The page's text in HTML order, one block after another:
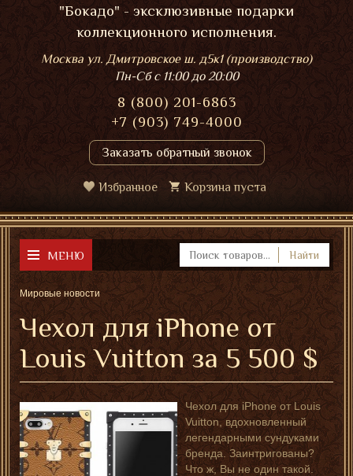
"Бокадо" - эксклюзивные подарки
коллекционного исполнения.
Москва ул. Дмитровское ш. д5к1 (производство)
Пн-Сбс 11:00 до 20:00
8 (800) 201-6863
+7 (903) 749-4000
Заказать обратный звонок
Избранное Корзина пуста
МЕНЮ Найти
Мировые новости
Чехол для iPhone от
Louis Vuitton за 5 500 $
Чехол для iPhone от Louis
Vuitton, вдохновленный
легендарными сундуками
бренда. Заинтригованы?
Что ж, Вы не один такой.